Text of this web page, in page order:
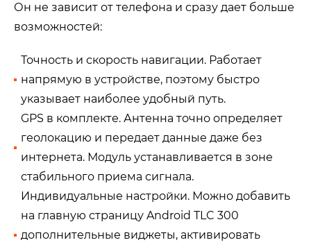
Он не зависит от телефона и сразу дает больше
возможностей:
Точность и скорость навигации. Работает
напрямую в устройстве, поэтому быстро
указывает наиболее удобный путь.
GPS в комплекте. Антенна точно определяет
геолокацию и передает данные даже без
интернета. Модуль устанавливается в зоне
стабильного приема сигнала.
Индивидуальные настройки. Можно добавить
на главную страницу Android TLC 300
дополнительные виджеты, активировать